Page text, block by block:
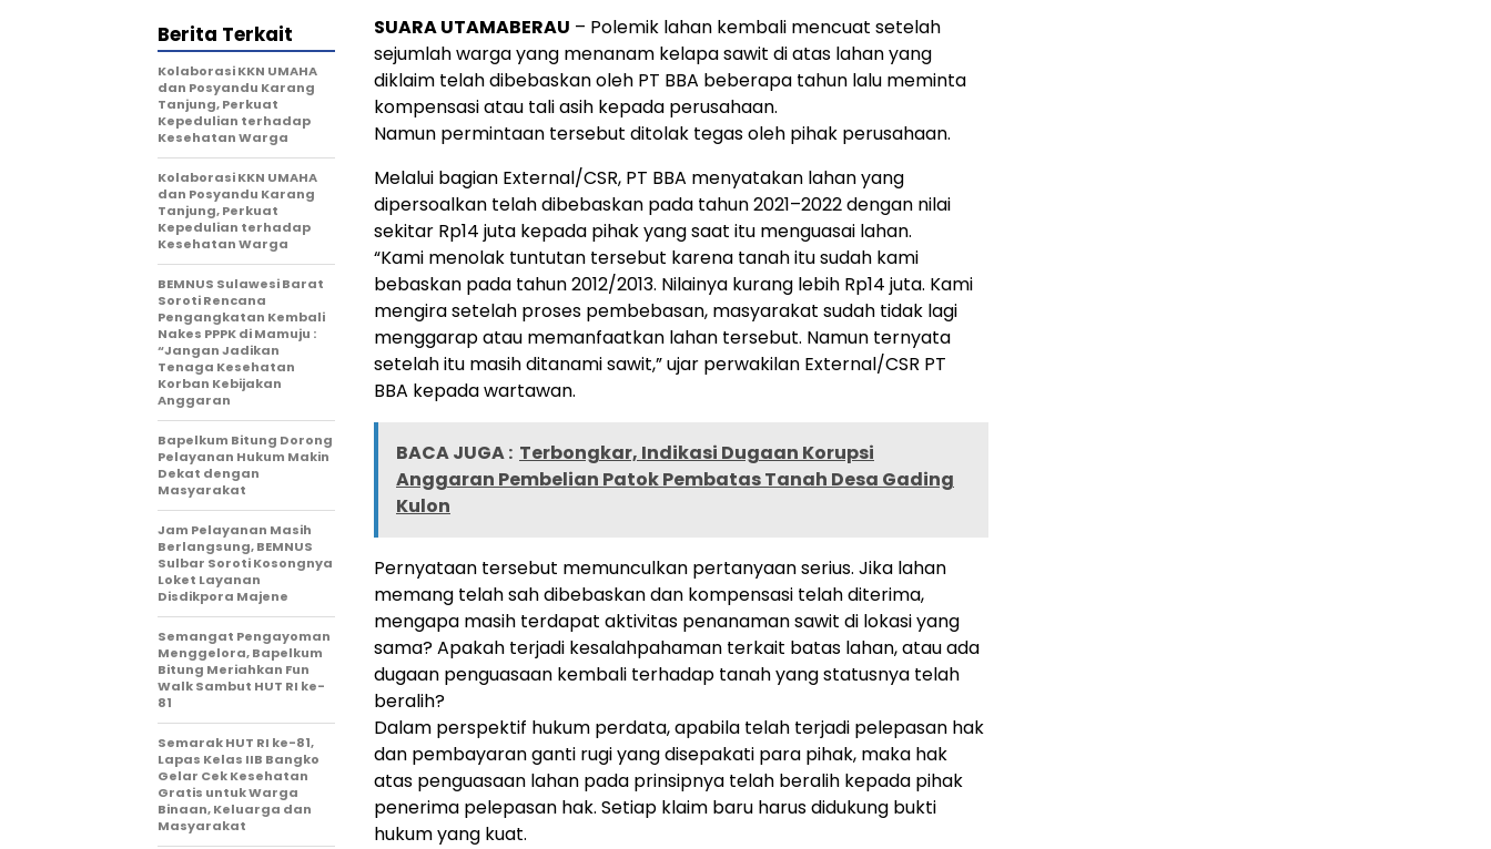
SUARA UTAMABERAU – Polemik lahan kembali mencuat setelah
sejumlah warga yang menanam kelapa sawit di atas lahan yang
diklaim telah dibebaskan oleh PT BBA beberapa tahun lalu meminta
kompensasi atau tali asih kepada perusahaan.
Namun permintaan tersebut ditolak tegas oleh pihak perusahaan.
Melalui bagian External/CSR, PT BBA menyatakan lahan yang
dipersoalkan telah dibebaskan pada tahun 2021–2022 dengan nilai
sekitar Rp14 juta kepada pihak yang saat itu menguasai lahan.
“Kami menolak tuntutan tersebut karena tanah itu sudah kami
bebaskan pada tahun 2012/2013. Nilainya kurang lebih Rp14 juta. Kami
mengira setelah proses pembebasan, masyarakat sudah tidak lagi
menggarap atau memanfaatkan lahan tersebut. Namun ternyata
setelah itu masih ditanami sawit,” ujar perwakilan External/CSR PT
BBA kepada wartawan.
BACA JUGA : Terbongkar, Indikasi Dugaan Korupsi
Anggaran Pembelian Patok Pembatas Tanah Desa Gading
Kulon
Pernyataan tersebut memunculkan pertanyaan serius. Jika lahan
memang telah sah dibebaskan dan kompensasi telah diterima,
mengapa masih terdapat aktivitas penanaman sawit di lokasi yang
sama? Apakah terjadi kesalahpahaman terkait batas lahan, atau ada
dugaan penguasaan kembali terhadap tanah yang statusnya telah
beralih?
Dalam perspektif hukum perdata, apabila telah terjadi pelepasan hak
dan pembayaran ganti rugi yang disepakati para pihak, maka hak
atas penguasaan lahan pada prinsipnya telah beralih kepada pihak
penerima pelepasan hak. Setiap klaim baru harus didukung bukti
hukum yang kuat.
Berita Terkait
Kolaborasi KKN UMAHA
dan Posyandu Karang
Tanjung, Perkuat
Kepedulian terhadap
Kesehatan Warga
Kolaborasi KKN UMAHA
dan Posyandu Karang
Tanjung, Perkuat
Kepedulian terhadap
Kesehatan Warga
BEMNUS Sulawesi Barat
Soroti Rencana
Pengangkatan Kembali
Nakes PPPK di Mamuju :
“Jangan Jadikan
Tenaga Kesehatan
Korban Kebijakan
Anggaran
Bapelkum Bitung Dorong
Pelayanan Hukum Makin
Dekat dengan
Masyarakat
Jam Pelayanan Masih
Berlangsung, BEMNUS
Sulbar Soroti Kosongnya
Loket Layanan
Disdikpora Majene
Semangat Pengayoman
Menggelora, Bapelkum
Bitung Meriahkan Fun
Walk Sambut HUT RI ke-
81
Semarak HUT RI ke-81,
Lapas Kelas IIB Bangko
Gelar Cek Kesehatan
Gratis untuk Warga
Binaan, Keluarga dan
Masyarakat